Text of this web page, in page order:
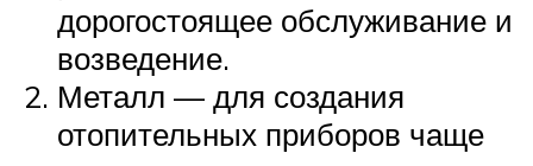
дорогостоящее обслуживание и
возведение.
Металл — для создания
отопительных приборов чаще